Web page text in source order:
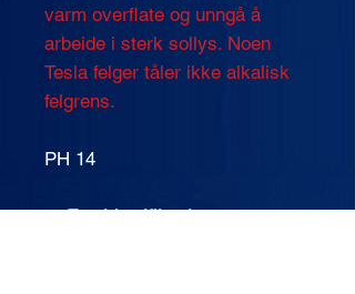
varm overflate og unngå å
arbeide i sterk sollys. Noen
Tesla felger tåler ikke alkalisk
felgrens.
PH 14
Fareidentifikasjon